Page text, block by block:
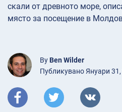
скали от древното море,
място за посещение в
By Ben Wilder
Публикувано Януари 31,